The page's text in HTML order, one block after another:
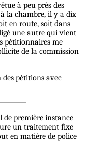
à peu près des
à la chambre, il y a dix
en route, soit dans
une autre qui vient
pétitionnaires me
de la commission
pétitions avec
de première instance
un traitement fixe
en matière de police